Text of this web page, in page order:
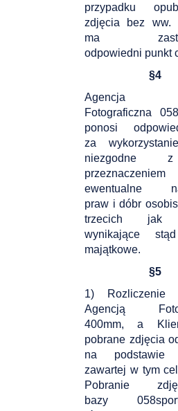
przypadku
zdjęcia bez ww.
ma
odpowiedni punkt
§4
Agencja
Fotograficzna
ponosi
za
niezgodne
ewentualne
praw i dóbr
trzecich jak
wynikające
majątkowe.
§5
1) Rozliczenie
Agencją
400mm, a
pobrane zdjęcia
na podstawie
zawartej w tym
Pobranie
bazy